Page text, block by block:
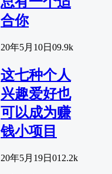
合你
20年5月10日 09.9k
这七种个人
兴趣爱好也
可以成为赚
钱小项目
20年5月19日 012.2k